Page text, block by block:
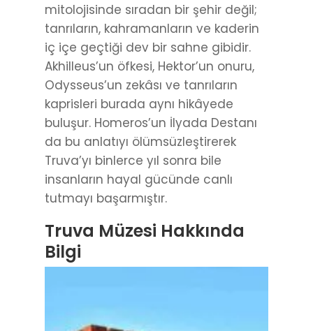
mitolojisinde sıradan bir şehir değil;
tanrıların, kahramanların ve kaderin
iç içe geçtiği dev bir sahne gibidir.
Akhilleus’un öfkesi, Hektor’un onuru,
Odysseus’un zekâsı ve tanrıların
kaprisleri burada aynı hikâyede
buluşur. Homeros’un İlyada Destanı
da bu anlatıyı ölümsüzleştirerek
Truva’yı binlerce yıl sonra bile
insanların hayal gücünde canlı
tutmayı başarmıştır.
Truva Müzesi Hakkında
Bilgi